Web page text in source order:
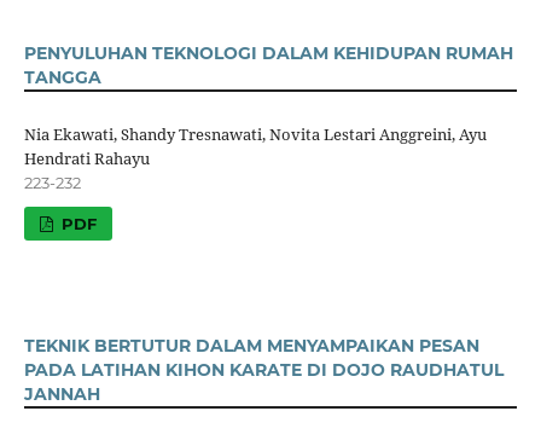
PENYULUHAN TEKNOLOGI DALAM KEHIDUPAN RUMAH
TANGGA
Nia Ekawati, Shandy Tresnawati, Novita Lestari Anggreini, Ayu
Hendrati Rahayu
223-232
PDF
TEKNIK BERTUTUR DALAM MENYAMPAIKAN PESAN
PADA LATIHAN KIHON KARATE DI DOJO RAUDHATUL
JANNAH